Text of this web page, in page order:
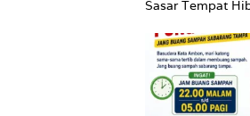
Sasar Tempat